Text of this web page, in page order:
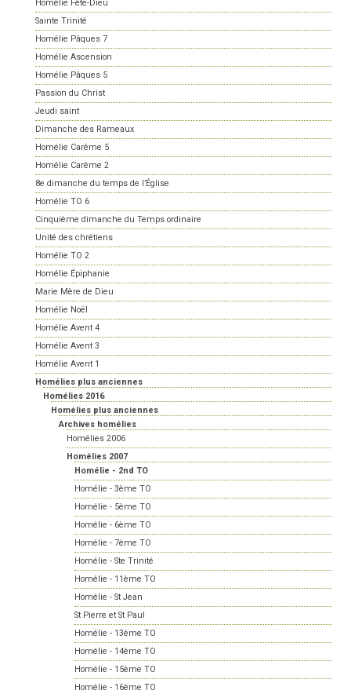
Homélie Fête-Dieu
Sainte Trinité
Homélie Pâques 7
Homélie Ascension
Homélie Pâques 5
Passion du Christ
Jeudi saint
Dimanche des Rameaux
Homélie Carême 5
Homélie Carême 2
8e dimanche du temps de l’Église
Homélie TO 6
Cinquième dimanche du Temps ordinaire
Unité des chrétiens
Homélie TO 2
Homélie Épiphanie
Marie Mère de Dieu
Homélie Noël
Homélie Avent 4
Homélie Avent 3
Homélie Avent 1
Homélies plus anciennes
Homélies 2016
Homélies plus anciennes
Archives homélies
Homélies 2006
Homélies 2007
Homélie - 2nd TO
Homélie - 3ème TO
Homélie - 5ème TO
Homélie - 6ème TO
Homélie - 7ème TO
Homélie - Ste Trinité
Homélie - 11ème TO
Homélie - St Jean
St Pierre et St Paul
Homélie - 13ème TO
Homélie - 14ème TO
Homélie - 15ème TO
Homélie - 16ème TO